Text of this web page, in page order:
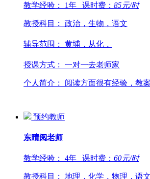
教学经验： 1年 课时费： 85元/时
教授科目： 政治，生物，语文
辅导范围： 黄埔，从化，
授课方式： 一对一去老师家
个人简介： 阅读方面很有经验，教
预约教师
东晴阅老师
教学经验： 4年 课时费： 60元/时
教授科目： 地理，化学，物理，语文